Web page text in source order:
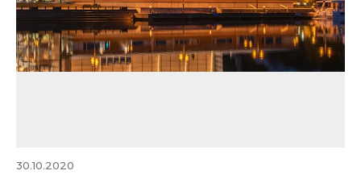
30.10.2020